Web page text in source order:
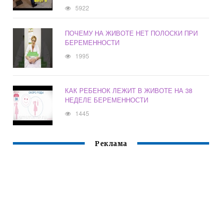
5922
ПОЧЕМУ НА ЖИВОТЕ НЕТ ПОЛОСКИ ПРИ
БЕРЕМЕННОСТИ
1995
КАК РЕБЕНОК ЛЕЖИТ В ЖИВОТЕ НА 38
НЕДЕЛЕ БЕРЕМЕННОСТИ
1445
Реклама